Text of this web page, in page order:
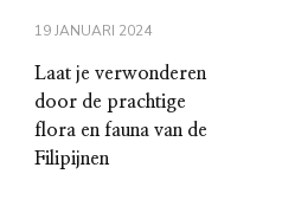
19 JANUARI 2024
Laat je verwonderen
door de prachtige
flora en fauna van de
Filipijnen